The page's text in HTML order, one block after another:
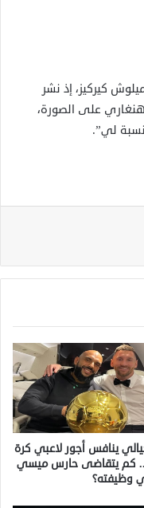
كيركيز، إذ نشر
على الصورة،
لي”.
ينافس أجور لاعبي كرة
كم يتقاضى حارس ميسي
وظيفته؟